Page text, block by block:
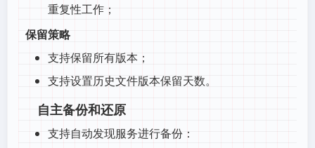
重复性工作；
保留策略
支持保留所有版本；
支持设置历史文件版本保留天数。
自主备份和还原
支持自动发现服务进行备份：